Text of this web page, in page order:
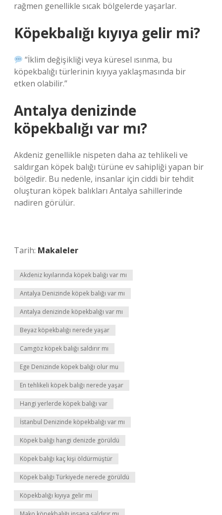
rağmen genellikle sıcak bölgelerde yaşarlar.
Köpekbalığı kıyıya gelir mi?
“İklim değişikliği veya küresel ısınma, bu
köpekbalığı türlerinin kıyıya yaklaşmasında bir
etken olabilir.”
Antalya denizinde
köpekbalığı var mı?
Akdeniz genellikle nispeten daha az tehlikeli ve
saldırgan köpek balığı türüne ev sahipliği yapan bir
bölgedir. Bu nedenle, insanlar için ciddi bir tehdit
oluşturan köpek balıkları Antalya sahillerinde
nadiren görülür.
Tarih: Makaleler
Akdeniz kıyılarında köpek balığı var mı
Antalya Denizinde köpek balığı var mı
Antalya denizinde köpekbalığı var mı
Beyaz köpekbalığı nerede yaşar
Camgöz köpek balığı saldırır mı
Ege Denizinde köpek balığı olur mu
En tehlikeli köpek balığı nerede yaşar
Hangi yerlerde köpek balığı var
İstanbul Denizinde köpekbalığı var mı
Köpek balığı hangi denizde görüldü
Köpek balığı kaç kişi öldürmüştür
Köpek balığı Türkiyede nerede görüldü
Köpekbalığı kıyıya gelir mi